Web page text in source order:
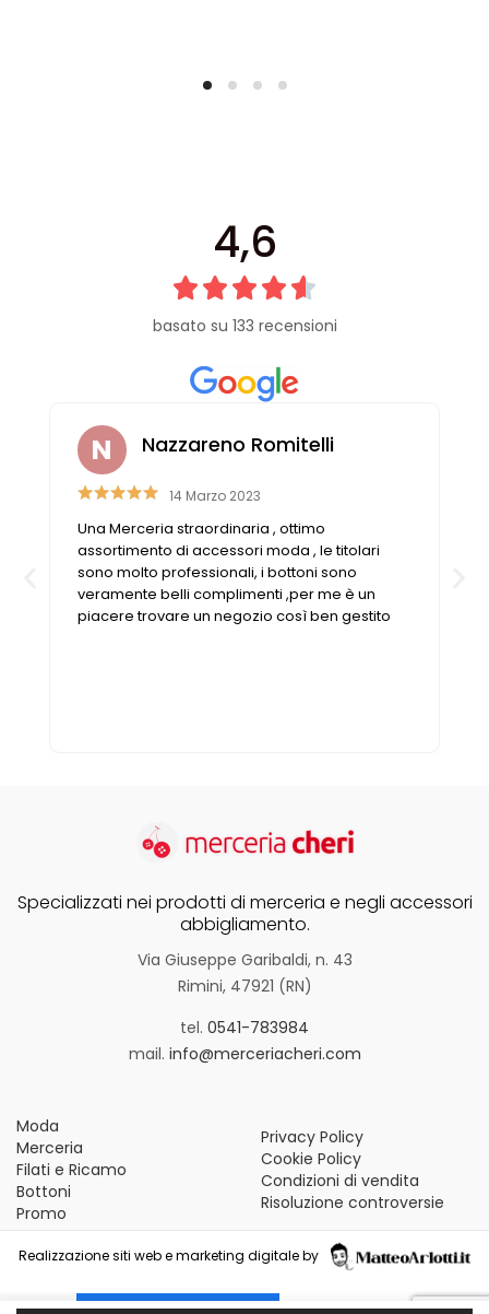
4,6
basato su 133 recensioni
Nazzareno Romitelli
14 Marzo 2023
Una Merceria straordinaria , ottimo
assortimento di accessori moda , le titolari
sono molto professionali, i bottoni sono
veramente belli complimenti ,per me è un
piacere trovare un negozio così ben gestito
Specializzati nei prodotti di merceria e negli accessori
abbigliamento.
Via Giuseppe Garibaldi, n. 43
Rimini, 47921 (RN)
tel. 0541-783984
mail. info@merceriacheri.com
Moda
Merceria
Filati e Ricamo
Bottoni
Promo
Privacy Policy
Cookie Policy
Condizioni di vendita
Risoluzione controversie
Realizzazione siti web e marketing digitale by